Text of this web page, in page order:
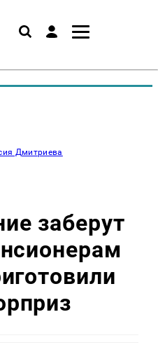
Дмитриева
заберут